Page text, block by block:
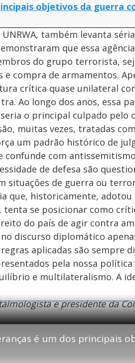
objetivos da guerra
também levanta
que essa
do grupo terrorista,
compra de armamentos.
crítica quase unilateral
Ao longo dos anos, essa
o principal culpado pelo
muitas vezes, tratadas
um padrão histórico de
com
de defesa são
situações de guerra ou
que, historicamente,
se posicionar como
do país de agir contra
discurso diplomático
aplicadas são sempre
pela nossa política
e multilateralismo. A
e presidente da
P